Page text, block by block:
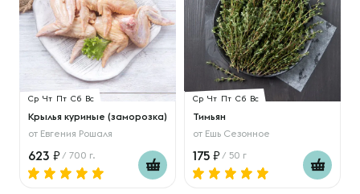
Ср Чт Пт Сб Вс
Крылья куриные (заморозка)
от Евгения Рошаля
623 / 700 г.
Ср Чт Пт Сб Вс
Тимьян
от Ешь Сезонное
175 / 50 г